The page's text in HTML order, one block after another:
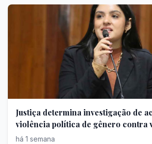
Justiça determina investigação de
violência política de gênero contra
PL
há 1 semana